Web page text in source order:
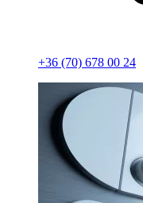
+36 (70) 678 00 24